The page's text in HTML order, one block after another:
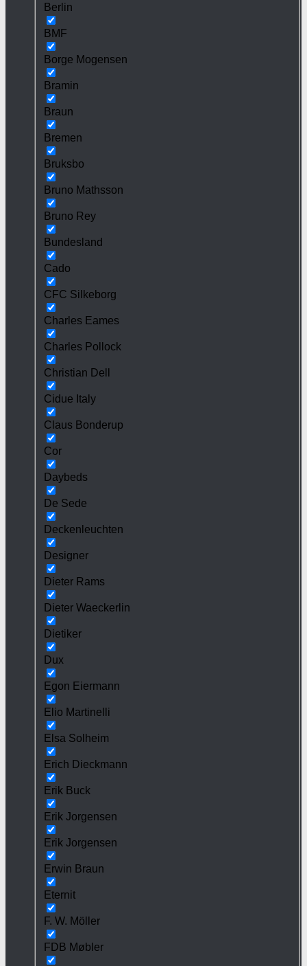
Berlin
BMF
Borge Mogensen
Bramin
Braun
Bremen
Bruksbo
Bruno Mathsson
Bruno Rey
Bundesland
Cado
CFC Silkeborg
Charles Eames
Charles Pollock
Christian Dell
Cidue Italy
Claus Bonderup
Cor
Daybeds
De Sede
Deckenleuchten
Designer
Dieter Rams
Dieter Waeckerlin
Dietiker
Dux
Egon Eiermann
Elio Martinelli
Elsa Solheim
Erich Dieckmann
Erik Buck
Erik Jorgensen
Erik Jorgensen
Erwin Braun
Eternit
F. W. Möller
FDB Møbler